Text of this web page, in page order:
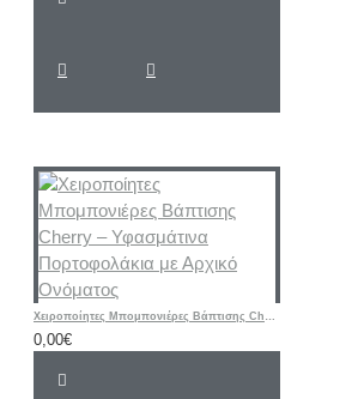
Χειροποίητες Μπομπονιέρες Βάπτισης Cherry – Υφασμάτινα Πορτοφολάκια με Αρχικό Ονόματος
0,00€